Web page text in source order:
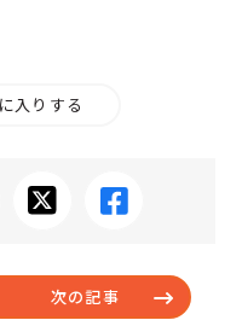
入りする
次の記事